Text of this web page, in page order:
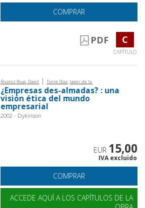
COMPRAR
PDF C
CAPÍTULO
Álvarez Rivas, David | Torre Díaz, Javier de la.
¿Empresas des-almadas? : una
visión ética del mundo
empresarial
2002 - Dykinson
EUR 15,00
IVA excluido
COMPRAR
ACCEDE AQUÍ A LOS CAPÍTULOS DE LA